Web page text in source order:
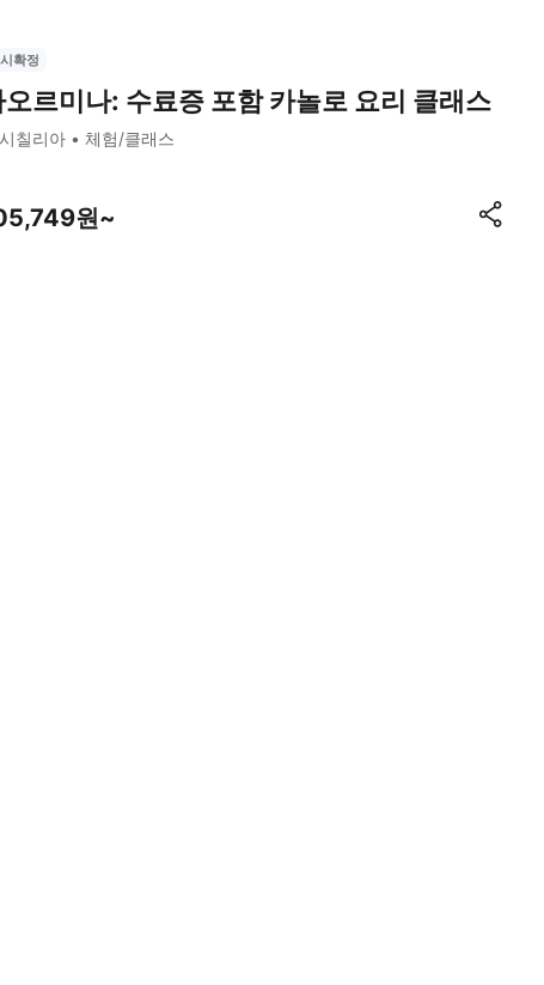
확정
오르미나: 수료증 포함 카놀로 요리 클래스
시칠리아 체험/클래스
원~